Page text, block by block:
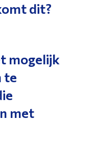
dit?
mogelijk
te
met